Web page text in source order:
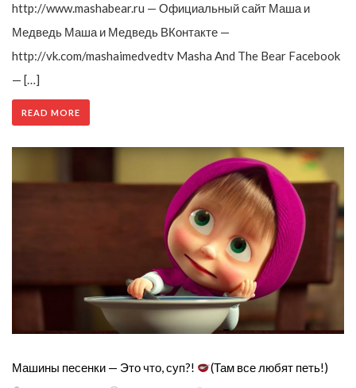
http://www.mashabear.ru — Официальный сайт Маша и
Медведь Маша и Медведь ВКонтакте —
http://vk.com/mashaimedvedtv Masha And The Bear Facebook
— […]
READ MORE
Машины песенки — Это что, суп?! (Там все любят петь!)